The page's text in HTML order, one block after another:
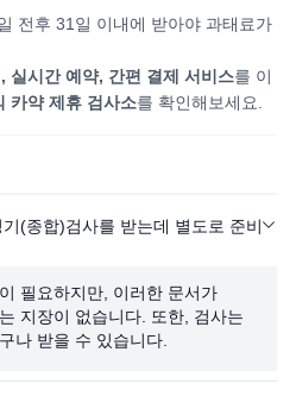
전후 31일 이내에 받아야 과태료가
실시간 예약, 간편 결제 서비스를 이
카약 제휴 검사소를 확인해보세요.
(종합)검사를 받는데 별도로 준비
필요하지만, 이러한 문서가
지장이 없습니다. 또한, 검사는
나 받을 수 있습니다.